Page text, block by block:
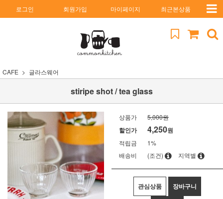
로그인 회원가입 마이페이지 최근본상품
CAFE 글라스웨어
stiripe shot / tea glass
상품가 5,000원
할인가 4,250원
적립금
1%
배송비
(조건) 지역별
관심상품 장바구니